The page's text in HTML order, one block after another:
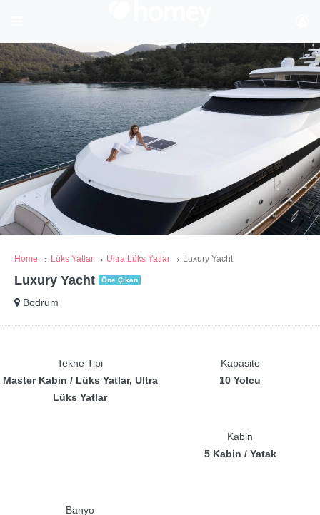
Home Lüks Yatlar Ultra Lüks Yatlar Luxury Yacht
Luxury Yacht Öne Çıkan
Bodrum
Tekne Tipi
Master Kabin / Lüks Yatlar, Ultra
Lüks Yatlar
Kapasite
10 Yolcu
Kabin
5 Kabin / Yatak
Banyo